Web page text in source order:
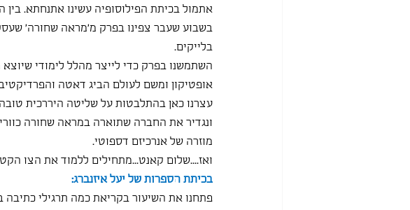
אתמול בכיתת הפילוסופיה עשינו אתנחתא. בין
בשבוע שעבר צפינו בפרק מ'מראה שחורה'
בלייקים.
השתמשנו בפרק כדי לייצר מהלל לימודי
אופטיקון ומשם לעולם הביג דאטה
עצרנו כאן בהתלבטות על שליטה היררכית
ונגדיר את החברה שתוארה במראה שחורה
מוזרה של אנרכיזם דספוטי.
ואז....שלום קאנט...מתחילים ללמוד את הצו
בכיתת הספרות של יעל איזנברג:
פתחנו את השיעור בקריאת כמה תרגילי